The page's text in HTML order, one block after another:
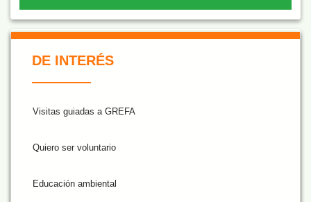
De Interés NARANJA
DE INTERÉS
Visitas guiadas a GREFA
Quiero ser voluntario
Educación ambiental